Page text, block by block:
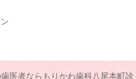
医者ならもりかわ歯科八尾本町診